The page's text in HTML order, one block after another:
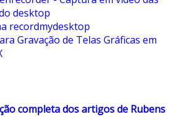
desktop
recordmydesktop
Gravação de Telas Gráficas em
completa dos artigos de Rubens